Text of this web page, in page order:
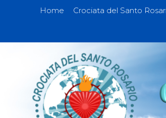
Home Crociata del Santo